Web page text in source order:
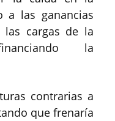
a las ganancias
cargas de la
la
contrarias a
que frenaría